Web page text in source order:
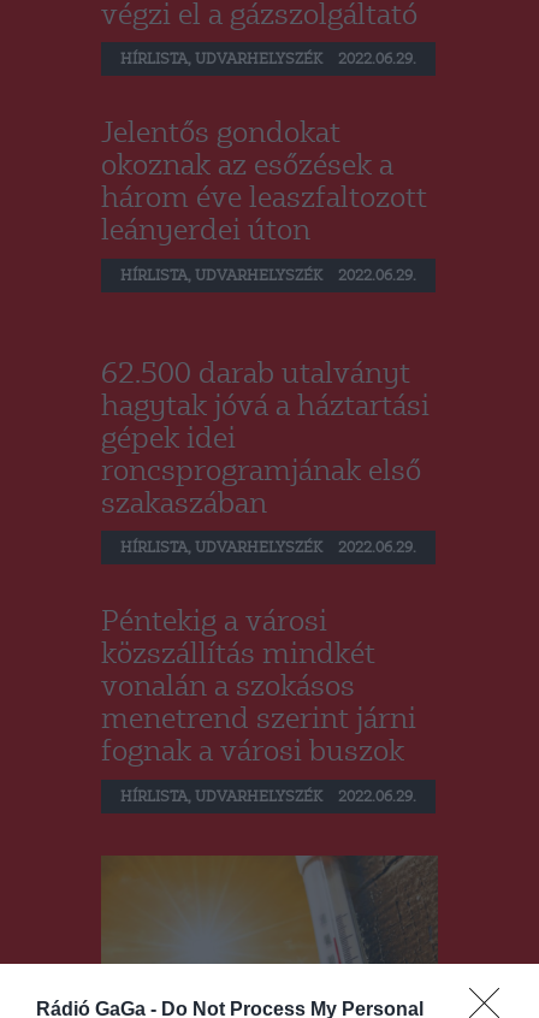
Rádió GaGa - Do Not Process My Personal
végzi el a gázszolgáltató
HÍRLISTA, UDVARHELYSZÉK 2022.06.29.
Jelentős gondokat
okoznak az esőzések a
három éve leaszfaltozott
leányerdei úton
HÍRLISTA, UDVARHELYSZÉK 2022.06.29.
62.500 darab utalványt
hagytak jóvá a háztartási
gépek idei
roncsprogramjának első
szakaszában
HÍRLISTA, UDVARHELYSZÉK 2022.06.29.
Péntekig a városi
közszállítás mindkét
vonalán a szokásos
menetrend szerint járni
fognak a városi buszok
HÍRLISTA, UDVARHELYSZÉK 2022.06.29.